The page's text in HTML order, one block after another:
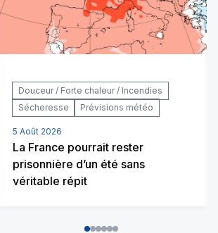
Douceur / Forte chaleur / Incendies
Sécheresse
Prévisions météo
5 Août 2026
La France pourrait rester
prisonnière d’un été sans
véritable répit